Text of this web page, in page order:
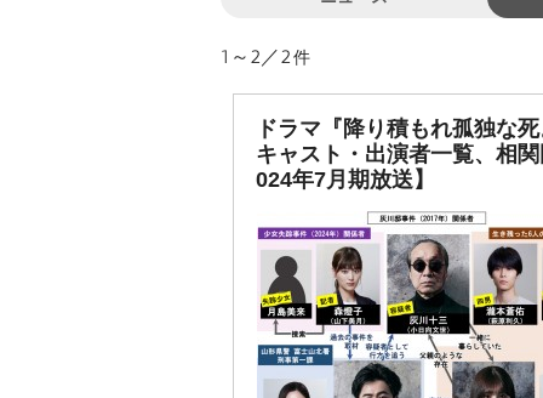
1～2／2件
ドラマ『降り積もれ孤独な
キャスト・出演者一覧、相
024年7月期放送】